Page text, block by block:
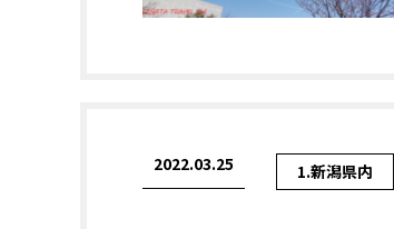
2022.03.25 1.新潟県内